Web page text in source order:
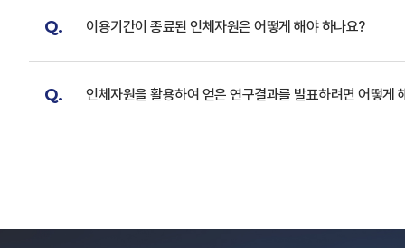
Q. 이용기간이 종료된 인체자원은 어떻게 해야 하나요?
Q. 인체자원을 활용하여 얻은 연구결과를 발표하려면 어떻게